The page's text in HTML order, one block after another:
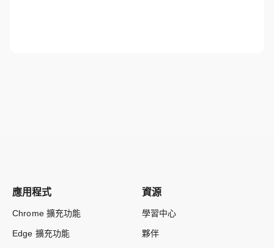
應用程式
Chrome 擴充功能
Edge 擴充功能
資源
學習中心
夥伴